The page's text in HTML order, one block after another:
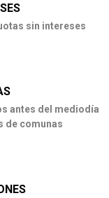
sin intereses
antes del mediodía
de comunas